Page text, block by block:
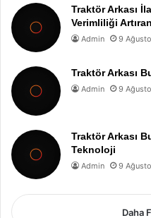
Traktör Arkası
Verimliliği
Admin 9
Traktör Arkası
Admin 9
Traktör Arkası
Teknoloji
Admin 9
Daha